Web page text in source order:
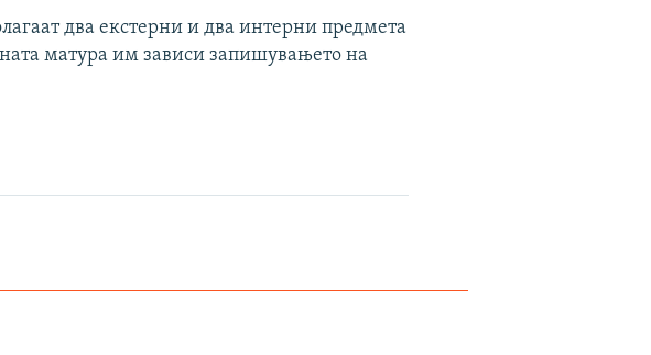
два екстерни и два интерни предмета
матура им зависи запишувањето на